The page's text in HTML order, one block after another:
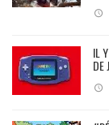
IL
DE